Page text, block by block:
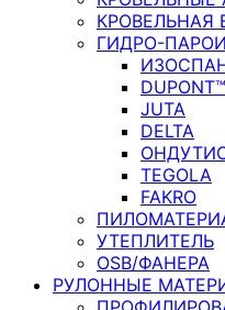
КРОВЕЛЬНАЯ
ГИДРО-
JUTA
DELTA
TEGOLA
FAKRO
УТЕПЛИТЕЛЬ
OSB/ФАНЕРА
РУЛОННЫЕ